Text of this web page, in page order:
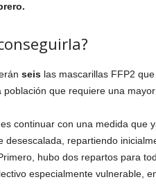
seislas mascarillas FFP2
población que requiere una
continuar con una medida que
desescalada, repartiendo
Primero, hubo dos repartos para
especialmente vulnerable,